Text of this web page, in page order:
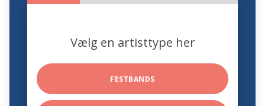
Vælg en artisttype her
FESTBANDS